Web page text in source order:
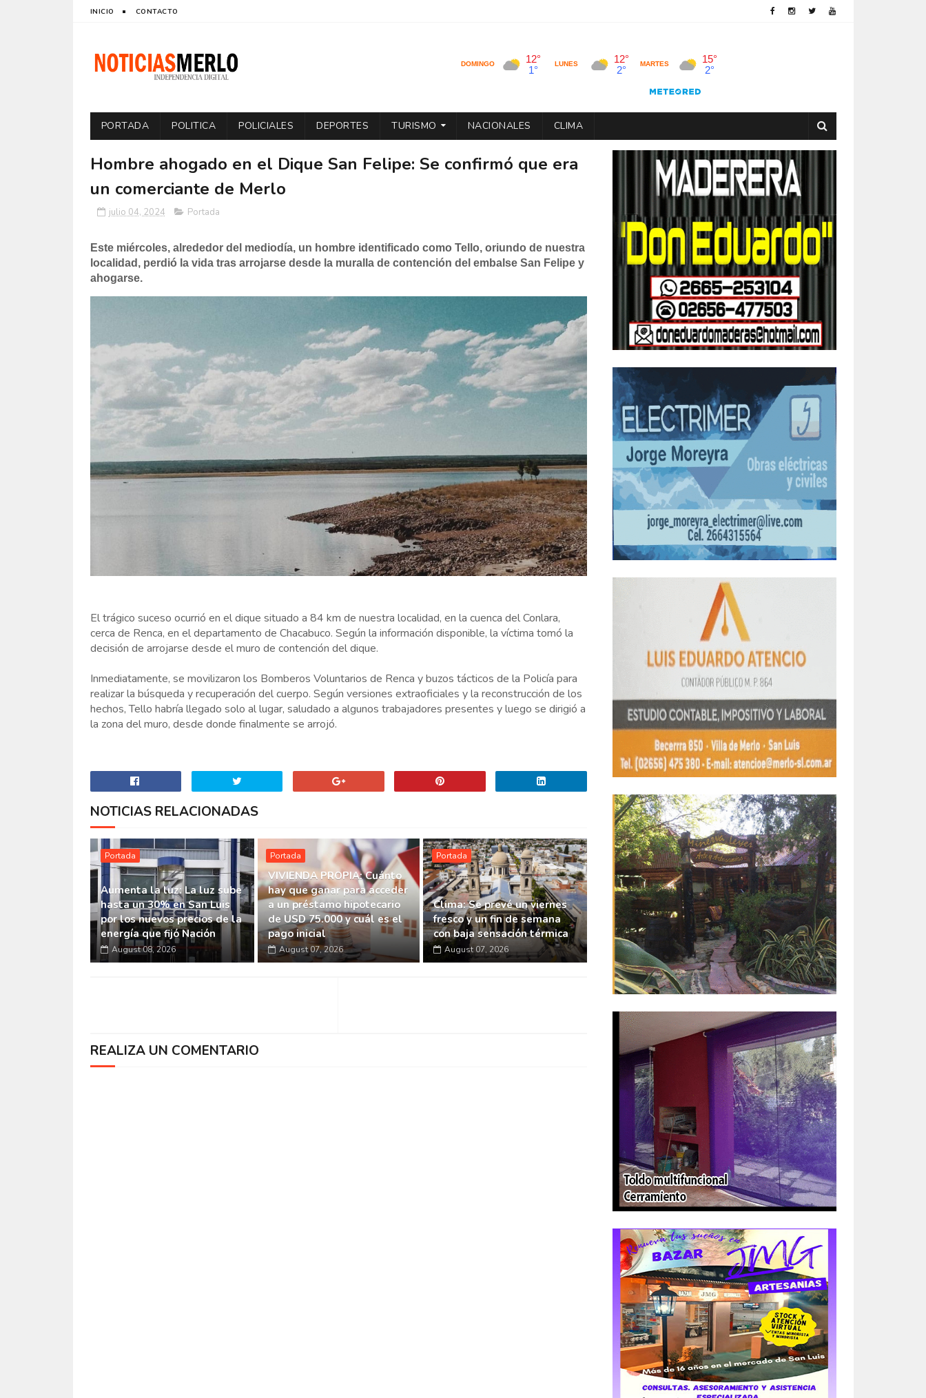
INICIO CONTACTO
PORTADA POLITICA POLICIALES DEPORTES TURISMO NACIONALES CLIMA
Hombre ahogado en el Dique San Felipe: Se confirmó que era
un comerciante de Merlo
julio 04, 2024 Portada
Este miércoles, alrededor del mediodía, un hombre identificado como Tello, oriundo de nuestra
localidad, perdió la vida tras arrojarse desde la muralla de contención del embalse San Felipe y
ahogarse.
El trágico suceso ocurrió en el dique situado a 84 km de nuestra localidad, en la cuenca del Conlara,
cerca de Renca, en el departamento de Chacabuco. Según la información disponible, la víctima tomó la
decisión de arrojarse desde el muro de contención del dique.
Inmediatamente, se movilizaron los Bomberos Voluntarios de Renca y buzos tácticos de la Policía para
realizar la búsqueda y recuperación del cuerpo. Según versiones extraoficiales y la reconstrucción de los
hechos, Tello habría llegado solo al lugar, saludado a algunos trabajadores presentes y luego se dirigió a
la zona del muro, desde donde finalmente se arrojó.
NOTICIAS RELACIONADAS
Portada
Aumenta la luz: La luz sube
hasta un 30% en San Luis
por los nuevos precios de la
energía que fijó Nación
August 08, 2026
Portada
VIVIENDA PROPIA: Cuánto
hay que ganar para acceder
a un préstamo hipotecario
de USD 75.000 y cuál es el
pago inicial
August 07, 2026
Portada
Clima: Se prevé un viernes
fresco y un fin de semana
con baja sensación térmica
August 07, 2026
REALIZA UN COMENTARIO